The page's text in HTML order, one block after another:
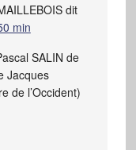
dit
min
SALIN de
Jacques
de l’Occident)